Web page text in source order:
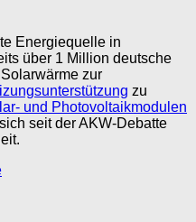
Energiequelle in
über 1 Million deutsche
zur
zu
und Photovoltaikmodulen
seit der AKW-Debatte